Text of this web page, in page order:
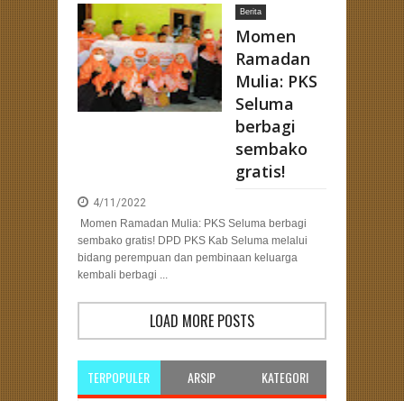
Merancang Strategi Pemenangan Pemilu dengan Kehadiran Bang Hans
Berita
Momen
Ramadan
Mulia: PKS
Seluma
berbagi
sembako
gratis!
4/11/2022
Momen Ramadan Mulia: PKS Seluma berbagi
sembako gratis! DPD PKS Kab Seluma melalui
bidang perempuan dan pembinaan keluarga
kembali berbagi ...
LOAD MORE POSTS
TERPOPULER ARSIP KATEGORI